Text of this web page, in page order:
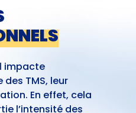
impacte
TMS, leur
En effet, cela
l’intensité des